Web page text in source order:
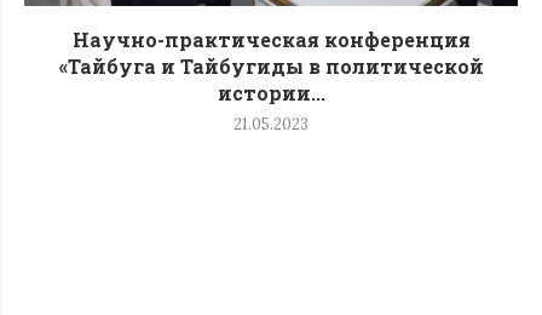
Научно-практическая конференция
«Тайбуга и Тайбугиды в политической
истории...
21.05.2023